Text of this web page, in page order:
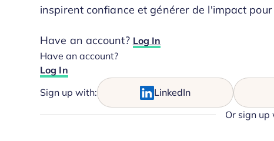
inspirent confiance et générer de l'impact
Have an account? Log In
Have an account?
Log In
Sign up with: LinkedIn
Or sign up